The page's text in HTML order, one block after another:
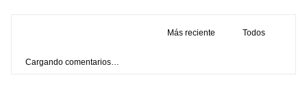
Más reciente Todos
Cargando comentarios…